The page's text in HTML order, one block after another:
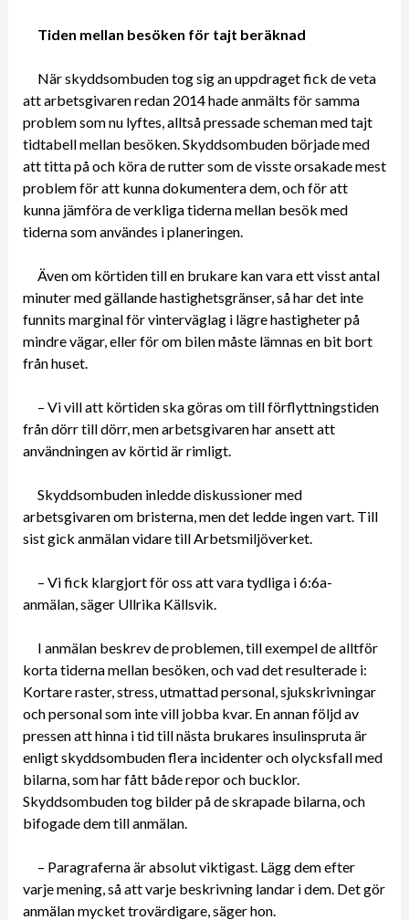
Tiden mellan besöken för tajt beräknad
När skyddsombuden tog sig an uppdraget fick de veta
att arbetsgivaren redan 2014 hade anmälts för samma
problem som nu lyftes, alltså pressade scheman med tajt
tidtabell mellan besöken. Skyddsombuden började med
att titta på och köra de rutter som de visste orsakade mest
problem för att kunna dokumentera dem, och för att
kunna jämföra de verkliga tiderna mellan besök med
tiderna som användes i planeringen.
Även om körtiden till en brukare kan vara ett visst antal
minuter med gällande hastighetsgränser, så har det inte
funnits marginal för vinterväglag i lägre hastigheter på
mindre vägar, eller för om bilen måste lämnas en bit bort
från huset.
– Vi vill att körtiden ska göras om till förflyttningstiden
från dörr till dörr, men arbetsgivaren har ansett att
användningen av körtid är rimligt.
Skyddsombuden inledde diskussioner med
arbetsgivaren om bristerna, men det ledde ingen vart. Till
sist gick anmälan vidare till Arbetsmiljöverket.
– Vi fick klargjort för oss att vara tydliga i 6:6a-
anmälan, säger Ullrika Källsvik.
I anmälan beskrev de problemen, till exempel de alltför
korta tiderna mellan besöken, och vad det resulterade i:
Kortare raster, stress, utmattad personal, sjukskrivningar
och personal som inte vill jobba kvar. En annan följd av
pressen att hinna i tid till nästa brukares insulinspruta är
enligt skyddsombuden flera incidenter och olycksfall med
bilarna, som har fått både repor och bucklor.
Skyddsombuden tog bilder på de skrapade bilarna, och
bifogade dem till anmälan.
– Paragraferna är absolut viktigast. Lägg dem efter
varje mening, så att varje beskrivning landar i dem. Det gör
anmälan mycket trovärdigare, säger hon.